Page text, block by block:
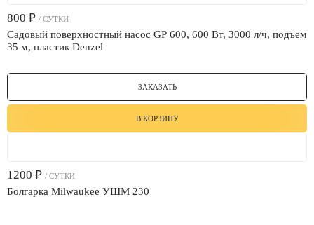
800 ₽ / СУТКИ
Садовый поверхностный насос GP 600, 600 Вт, 3000 л/ч, подъем
35 м, пластик Denzel
ЗАКАЗАТЬ
В КОРЗИНУ
1200 ₽ / СУТКИ
Болгарка Milwaukee УШМ 230